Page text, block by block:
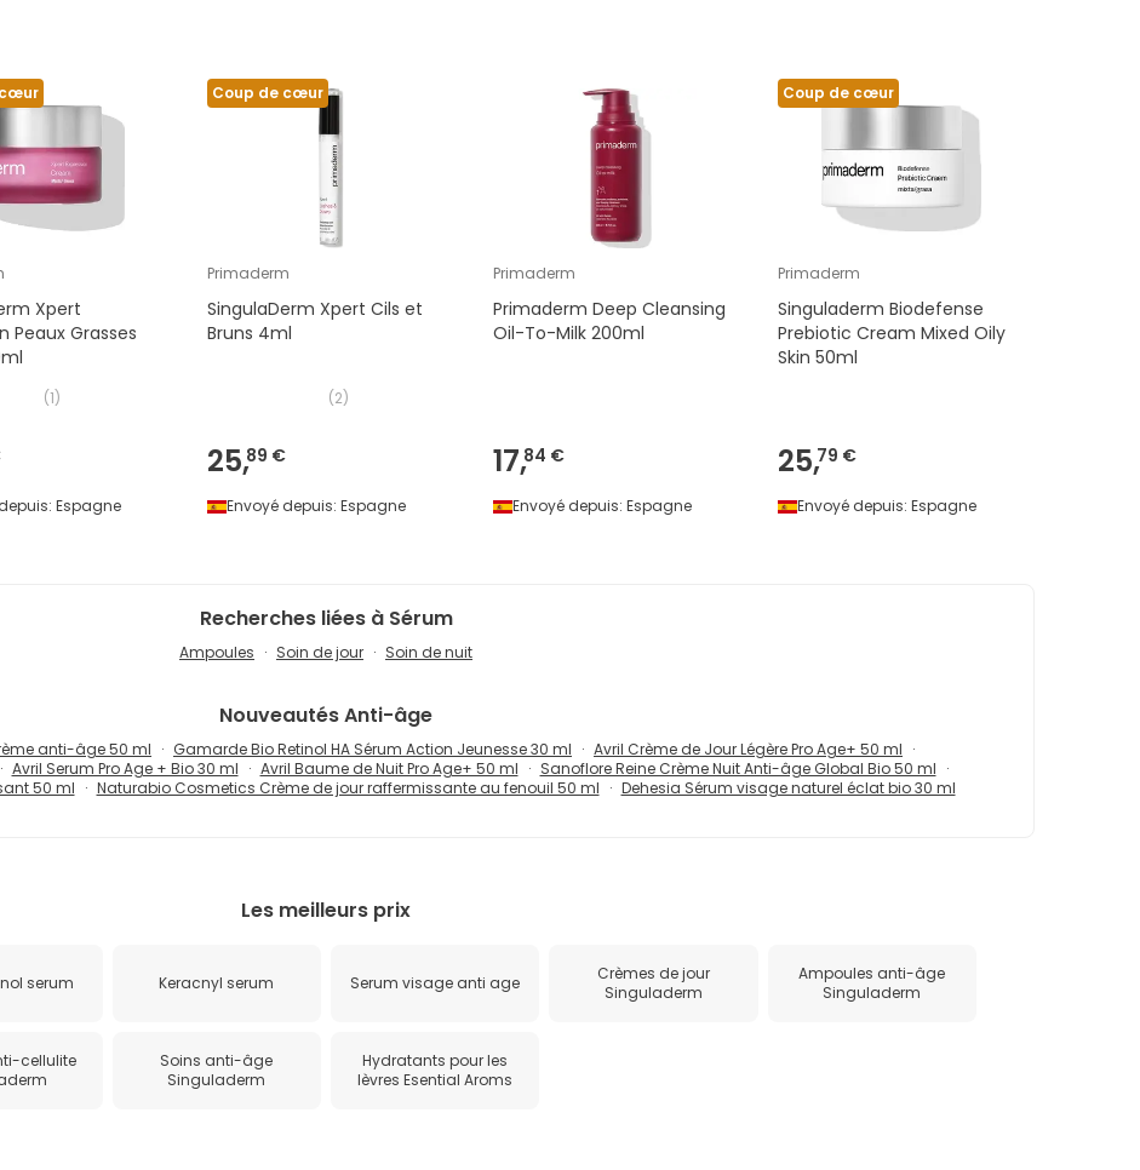
Xpert
Peaux Grasses
(1)
Espagne
Coup de cœur
Primaderm
SingulaDerm Xpert Cils et
Bruns 4ml
(2)
25,89 €
Envoyé depuis: Espagne
Primaderm
Primaderm Deep Cleansing
Oil-To-Milk 200ml
17,84 €
Envoyé depuis: Espagne
Coup de cœur
Primaderm
Singuladerm Biodefense
Prebiotic Cream Mixed Oily
Skin 50ml
25,79 €
Envoyé depuis: Espagne
Recherches liées à Sérum
Ampoules Soin de jour Soin de nuit
NouveautésAnti-âge
anti-âge 50 ml Gamarde Bio Retinol HA Sérum Action Jeunesse 30 ml
Avril Crème de Jour Légère Pro Age+ 50 ml
Avril Serum Pro Age + Bio 30 ml Avril Baume de Nuit Pro Age+ 50 ml
Sanoflore Reine Crème Nuit Anti-âge Global Bio 50 ml
50 ml
Naturabio Cosmetics Crème de jour raffermissante au fenouil 50 ml Dehesia Sérum visage naturel éclat bio 30 ml
Les meilleurs prix
serum Keracnyl serum Serum visage anti age
Crèmes de jour
Singuladerm
Ampoules anti-âge
Singuladerm
cellulite
Soins anti-âge
Singuladerm
Hydratants pour les
lèvres Esential Aroms